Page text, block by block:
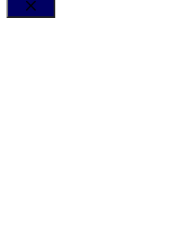
Close